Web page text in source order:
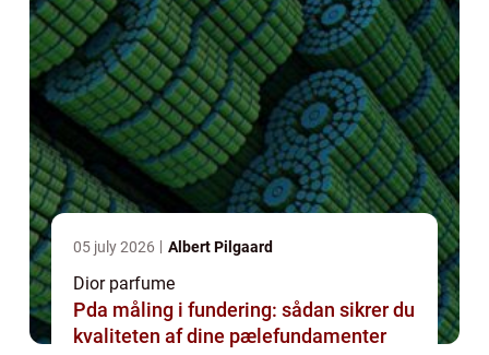
05 july 2026 Albert Pilgaard
Dior parfume
Pda måling i fundering: sådan sikrer du
kvaliteten af dine pælefundamenter